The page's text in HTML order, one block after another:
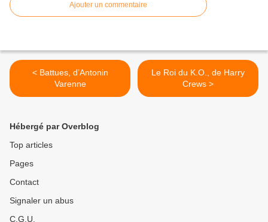
Ajouter un commentaire
< Battues, d’Antonin
Varenne
Le Roi du K.O., de Harry
Crews >
Hébergé par Overblog
Top articles
Pages
Contact
Signaler un abus
C.G.U.